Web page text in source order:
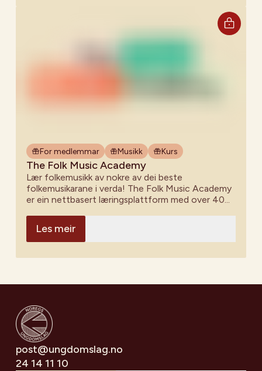
For medlemmar Musikk Kurs
The Folk Music Academy
Lær folkemusikk av nokre av dei beste
folkemusikarane i verda! The Folk Music Academy
er ein nettbasert læringsplattform med over 40
Les meir
post@ungdomslag.no
24 14 11 10